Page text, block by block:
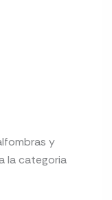
y
la categoria